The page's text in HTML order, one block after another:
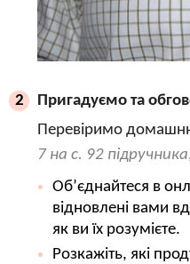
2
Пригадуємо та
Перевіримо
7 на с. 92
Об’єднайтеся в
відновлені вами
як ви їх розумієте.
Розкажіть, які